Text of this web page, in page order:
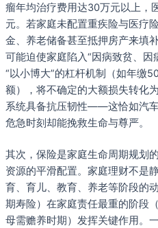
瘤年均治疗费用达30万元以上，
元。若家庭未配置重疾险与医疗
金、养老储备甚至抵押房产来填
可能迫使家庭陷入“因病致贫、
“以小博大”的杠杆机制（如年缴
额），将不确定的大额损失转化
系统具备抗压韧性——这恰如汽
危急时刻却能挽救生命与尊严。
其次，保险是家庭生命周期规划
资源的平滑配置。家庭理财不是
育、育儿、教育、养老等阶段的
期寿险）在家庭责任最重的阶段
母需赡养时期）发挥关键作用。